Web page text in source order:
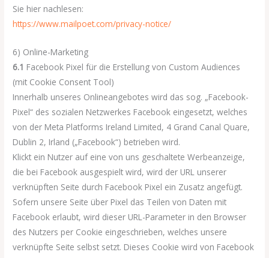
Sie hier nachlesen:
https://www.mailpoet.com/privacy-notice/
6) Online-Marketing
6.1 Facebook Pixel für die Erstellung von Custom Audiences
(mit Cookie Consent Tool)
Innerhalb unseres Onlineangebotes wird das sog. „Facebook-
Pixel“ des sozialen Netzwerkes Facebook eingesetzt, welches
von der Meta Platforms Ireland Limited, 4 Grand Canal Quare,
Dublin 2, Irland („Facebook“) betrieben wird.
Klickt ein Nutzer auf eine von uns geschaltete Werbeanzeige,
die bei Facebook ausgespielt wird, wird der URL unserer
verknüpften Seite durch Facebook Pixel ein Zusatz angefügt.
Sofern unsere Seite über Pixel das Teilen von Daten mit
Facebook erlaubt, wird dieser URL-Parameter in den Browser
des Nutzers per Cookie eingeschrieben, welches unsere
verknüpfte Seite selbst setzt. Dieses Cookie wird von Facebook